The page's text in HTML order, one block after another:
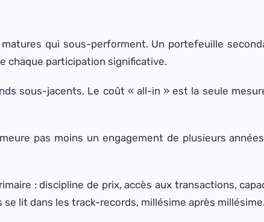
qui sous-performent. Un portefeuille
chaque participation significative.
sous-jacents. Le coût « all-in » est la seule
pas moins un engagement de plusieurs
: discipline de prix, accès aux transactions,
lit dans les track-records, millésime après